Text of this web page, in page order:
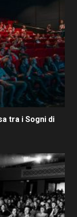
tra i Sogni di